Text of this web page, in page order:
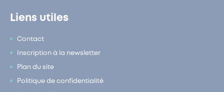
Liens utiles
Contact
Inscription à la newsletter
Plan du site
Politique de confidentialité